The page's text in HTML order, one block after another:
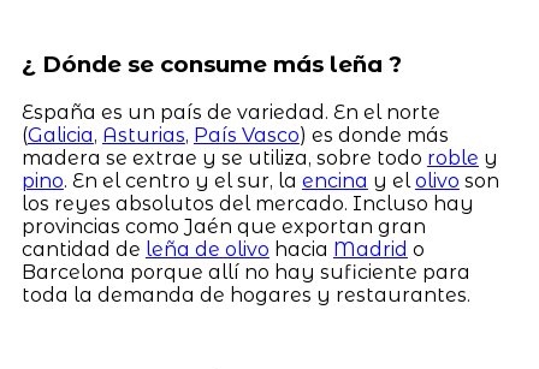
¿ Dónde se consume más leña ?
España es un país de variedad. En el norte
(Galicia, Asturias, País Vasco) es donde más
madera se extrae y se utiliza, sobre todo roble y
pino. En el centro y el sur, la encina y el olivo son
los reyes absolutos del mercado. Incluso hay
provincias como Jaén que exportan gran
cantidad de leña de olivo hacia Madrid o
Barcelona porque allí no hay suficiente para
toda la demanda de hogares y restaurantes.